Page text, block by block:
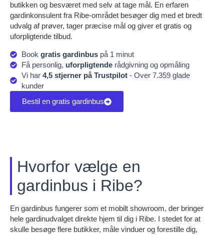
butikken og besværet med selv at tage mål. En erfaren
gardinkonsulent fra Ribe-området besøger dig med et bredt
udvalg af prøver, tager præcise mål og giver et gratis og
uforpligtende tilbud.
Book gratis gardinbuspå 1 minut
Få personlig, uforpligtenderådgivning og opmåling
Vi har 4,5 stjerner på Trustpilot- Over 7.359 glade
kunder
Bestil en gratis gardinbus
Hvorfor vælge en
gardinbus i Ribe?
En gardinbus fungerer som et mobilt showroom, der bringer
hele gardinudvalget direkte hjem til dig i Ribe. I stedet for at
skulle besøge flere butikker, måle vinduer og forestille dig,